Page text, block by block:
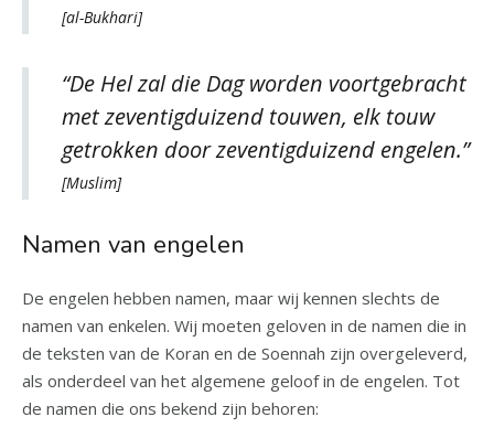
[al-Bukhari]
“De Hel zal die Dag worden voortgebracht
met zeventigduizend touwen, elk touw
getrokken door zeventigduizend engelen.”
[Muslim]
Namen van engelen
De engelen hebben namen, maar wij kennen slechts de
namen van enkelen. Wij moeten geloven in de namen die in
de teksten van de Koran en de Soennah zijn overgeleverd,
als onderdeel van het algemene geloof in de engelen. Tot
de namen die ons bekend zijn behoren: